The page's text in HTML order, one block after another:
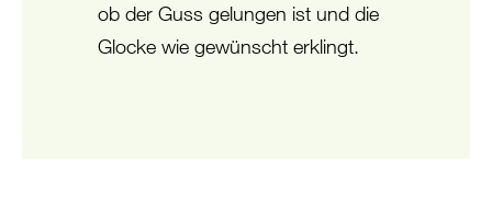
ob der Guss gelungen ist und die
Glocke wie gewünscht erklingt.